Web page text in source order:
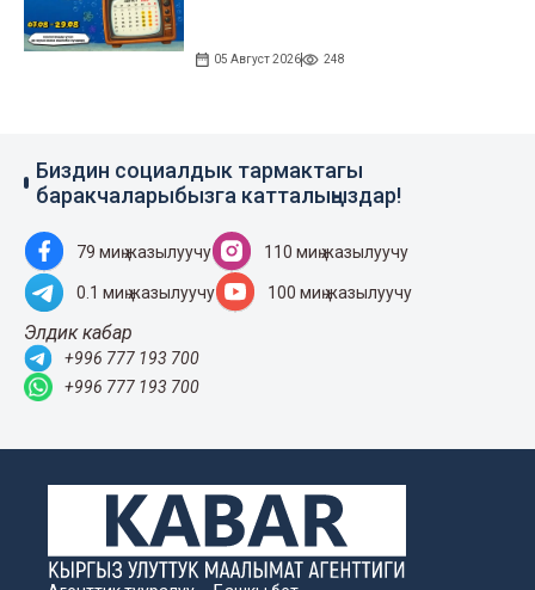
05 Август 2026 248
Биздин социалдык тармактагы
баракчаларыбызга катталыңыздар!
79 миң жазылуучу 110 миң жазылуучу
0.1 миң жазылуучу 100 миң жазылуучу
Элдик кабар
+996 777 193 700
+996 777 193 700